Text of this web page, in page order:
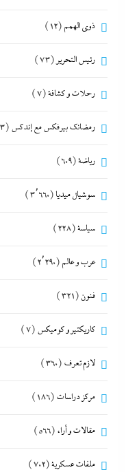
ذوى الهمم (12)
رئيس التحرير (73)
رحلات و كشافة(7)
رمضانك بيرفكس مع إندكس (43)
رياضة(609)
سوشيال ميديا (3٬660)
سياسة(228)
عرب و عالم (2٬290)
فنون (321)
كاريكتير و كوميكس (7)
لازم تعرف (360)
مركز دراسات (186)
مقالات و أراء (566)
ملفات عسكرية(702)